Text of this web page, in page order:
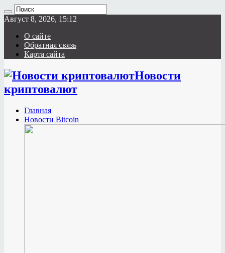
Август 8, 2026, 15:12
О сайте
Обратная связь
Карта сайта
Новости
криптовалют
Главная
Новости Bitcoin